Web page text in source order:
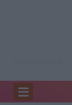
Home